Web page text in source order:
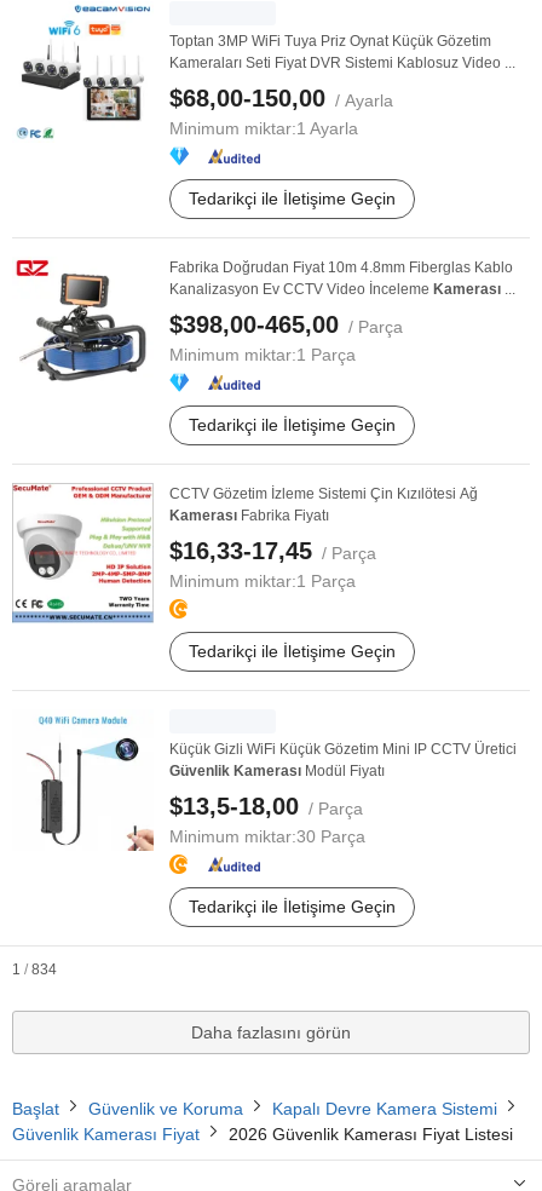
Toptan 3MP WiFi Tuya Priz Oynat Küçük Gözetim
Kameraları Seti Fiyat DVR Sistemi Kablosuz Video ...
$68,00-150,00 / Ayarla
Minimum miktar:1 Ayarla
Tedarikçi ile İletişime Geçin
Fabrika Doğrudan Fiyat 10m 4.8mm Fiberglas Kablo
Kanalizasyon Ev CCTV Video İnceleme Kamerası ...
$398,00-465,00 / Parça
Minimum miktar:1 Parça
Tedarikçi ile İletişime Geçin
CCTV Gözetim İzleme Sistemi Çin Kızılötesi Ağ
Kamerası Fabrika Fiyatı
$16,33-17,45 / Parça
Minimum miktar:1 Parça
Tedarikçi ile İletişime Geçin
Küçük Gizli WiFi Küçük Gözetim Mini IP CCTV Üretici
Güvenlik Kamerası Modül Fiyatı
$13,5-18,00 / Parça
Minimum miktar:30 Parça
Tedarikçi ile İletişime Geçin
1 / 834
Daha fazlasını görün
Başlat Güvenlik ve Koruma
Kapalı Devre Kamera Sistemi
Güvenlik Kamerası Fiyat
2026 Güvenlik Kamerası Fiyat Listesi
Göreli aramalar